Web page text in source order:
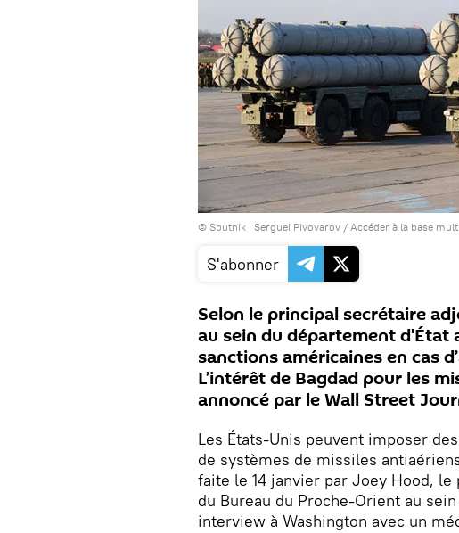
© Sputnik . Serguei Pivovarov / Accéder à la base
S'abonner
Selon le principal secrétaire
au sein du département d'État
sanctions américaines en cas
L’intérêt de Bagdad pour les
annoncé par le Wall Street
Les États-Unis peuvent imposer
de systèmes de missiles
faite le 14 janvier par Joey Hood,
du Bureau du Proche-Orient au
interview à Washington avec un